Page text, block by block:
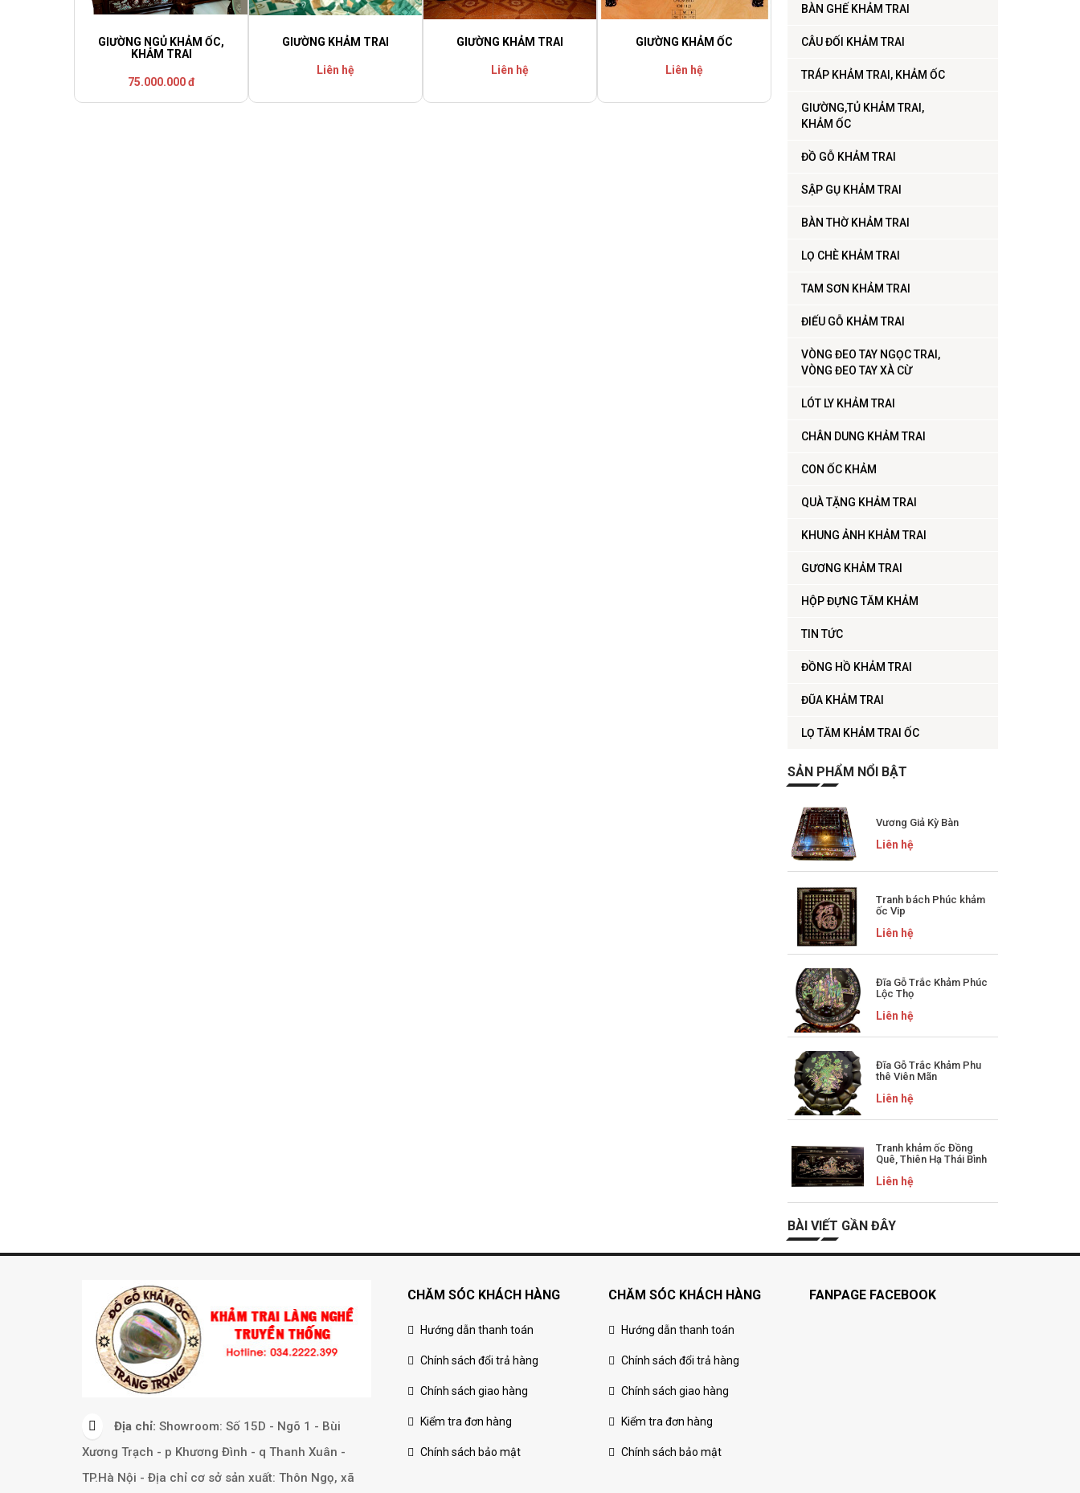
GIƯỜNG NGỦ KHẢM ỐC,
KHẢM TRAI
75.000.000 đ
GIƯỜNG KHẢM TRAI
Liên hệ
GIƯỜNG KHẢM TRAI
Liên hệ
GIƯỜNG KHẢM ỐC
Liên hệ
BÀN GHẾ KHẢM TRAI
CÂU ĐỐI KHẢM TRAI
TRÁP KHẢM TRAI, KHẢM ỐC
GIƯỜNG,TỦ KHẢM TRAI,
KHẢM ỐC
ĐỒ GỖ KHẢM TRAI
SẬP GỤ KHẢM TRAI
BÀN THỜ KHẢM TRAI
LỌ CHÈ KHẢM TRAI
TAM SƠN KHẢM TRAI
ĐIẾU GỖ KHẢM TRAI
VÒNG ĐEO TAY NGỌC TRAI,
VÒNG ĐEO TAY XÀ CỪ
LÓT LY KHẢM TRAI
CHÂN DUNG KHẢM TRAI
CON ỐC KHẢM
QUÀ TẶNG KHẢM TRAI
KHUNG ẢNH KHẢM TRAI
GƯƠNG KHẢM TRAI
HỘP ĐỰNG TĂM KHẢM
TIN TỨC
ĐỒNG HỒ KHẢM TRAI
ĐŨA KHẢM TRAI
LỌ TĂM KHẢM TRAI ỐC
SẢN PHẨM NỔI BẬT
Vương Giả Kỳ Bàn
Liên hệ
Tranh bách Phúc khảm
ốc Vip
Liên hệ
Đĩa Gỗ Trắc Khảm Phúc
Lộc Thọ
Liên hệ
Đĩa Gỗ Trắc Khảm Phu
thê Viên Mãn
Liên hệ
Tranh khảm ốc Đồng
Quê, Thiên Hạ Thái Bình
Liên hệ
BÀI VIẾT GẦN ĐÂY
Địa chỉ: Showroom: Số 15D - Ngõ 1 - Bùi
Xương Trạch - p Khương Đình - q Thanh Xuân -
TP.Hà Nội - Địa chỉ cơ sở sản xuất: Thôn Ngọ, xã
CHĂM SÓC KHÁCH HÀNG
Hướng dẫn thanh toán
Chính sách đổi trả hàng
Chính sách giao hàng
Kiểm tra đơn hàng
Chính sách bảo mật
CHĂM SÓC KHÁCH HÀNG
Hướng dẫn thanh toán
Chính sách đổi trả hàng
Chính sách giao hàng
Kiểm tra đơn hàng
Chính sách bảo mật
FANPAGE FACEBOOK